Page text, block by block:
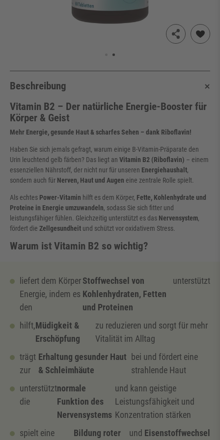
Beschreibung
Vitamin B2 – Der natürliche Energie-Booster für
Körper & Geist
Mehr Energie, gesunde Haut & scharfes Sehen – dank Riboflavin!
Haben Sie sich jemals gefragt, warum einige B-Vitamin-Präparate den
Urin leuchtend gelb färben? Das liegt an Vitamin B2 (Riboflavin) – einem
essenziellen Nährstoff, der nicht nur für unseren Energiehaushalt,
sondern auch für Nerven, Haut und Augen eine zentrale Rolle spielt.
Als echtes Power-Vitamin hilft es dem Körper, Fette, Kohlenhydrate und
Proteine in Energie umzuwandeln, sodass Sie sich fitter und
leistungsfähiger fühlen. Gleichzeitig unterstützt es das Nervensystem,
fördert die Zellgesundheit und schützt vor oxidativem Stress.
Warum ist Vitamin B2 so wichtig?
liefert dem Körper
Energie, indem es
den
Stoffwechsel von
Kohlenhydraten, Fetten
und Proteinen
unterstützt
hilft,Müdigkeit &
Erschöpfung
zu reduzieren und sorgt für mehr
Vitalität im Alltag
trägt
zur
Erhaltung gesunder Haut
& Schleimhäute
bei und fördert eine
strahlende Haut
unterstützt
die
normale
Funktion des
Nervensystems
und kann geistige
Leistungsfähigkeit und
Konzentration stärken
spielt eine
Bildung roter
und Eisenstoffwechsel